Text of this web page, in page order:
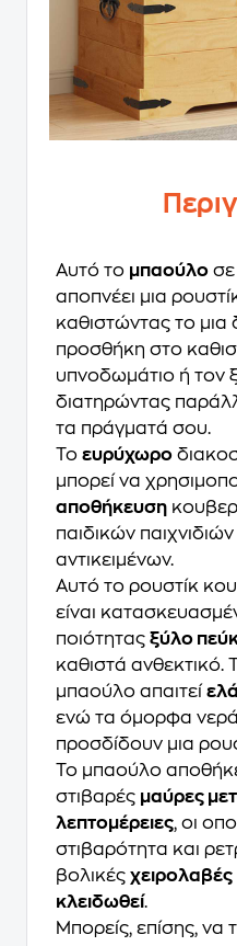
Αυτό το μπαούλο σε
αποπνέει μια
καθιστώντας το μια
προσθήκη στο
υπνοδωμάτιο ή τον
διατηρώντας
τα πράγματά σου.
Το ευρύχωρο
μπορεί να
αποθήκευση
παιδικών
αντικειμένων.
Αυτό το ρουστίκ
είναι
ποιότητας ξύλο
καθιστά ανθεκτικό.
μπαούλο απαιτεί
ενώ τα όμορφα
προσδίδουν μια
Το μπαούλο
στιβαρές μαύρες
λεπτομέρειες, οι
στιβαρότητα και
βολικές χειρολαβές
κλειδωθεί.
Μπορείς, επίσης, να